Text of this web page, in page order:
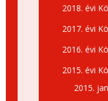
2018. évi
2017. évi
2016. évi
2015. évi
2015.